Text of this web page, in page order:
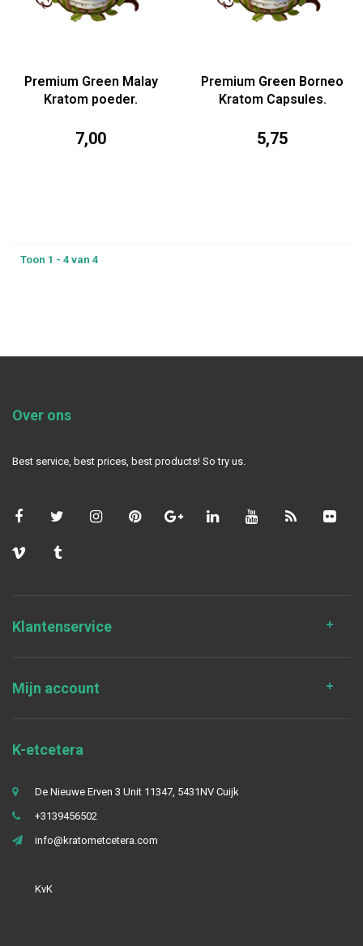
Premium Green Malay
Kratom poeder.
7,00
Premium Green Borneo
Kratom Capsules.
5,75
Toon 1 - 4 van 4
Over ons
Best service, best prices, best products! So try us.
Klantenservice
Mijn account
K-etcetera
De Nieuwe Erven 3 Unit 11347, 5431NV Cuijk
+3139456502
info@kratometcetera.com
KvK